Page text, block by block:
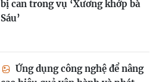
bị can trong vụ ‘Xương khớp bà
Sáu’
Ứng dụng công nghệ để nâng